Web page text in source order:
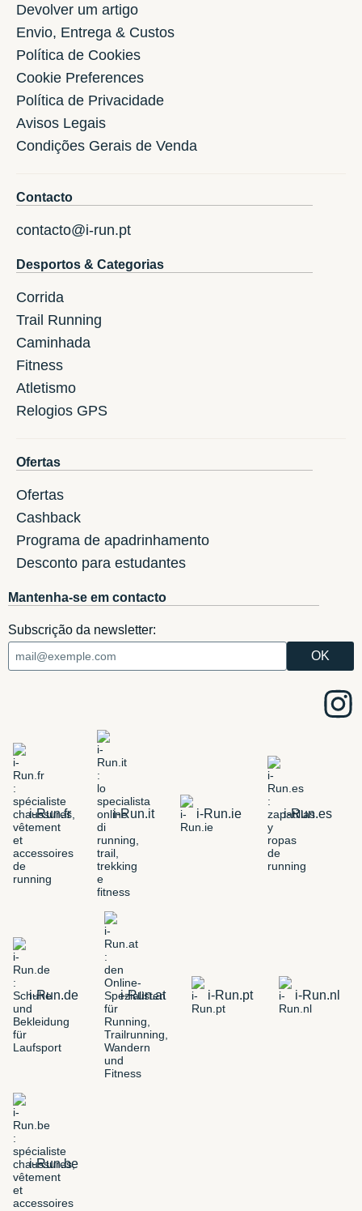
Devolver um artigo
Envio, Entrega & Custos
Política de Cookies
Cookie Preferences
Política de Privacidade
Avisos Legais
Condições Gerais de Venda
Contacto
contacto@i-run.pt
Desportos & Categorias
Corrida
Trail Running
Caminhada
Fitness
Atletismo
Relogios GPS
Ofertas
Ofertas
Cashback
Programa de apadrinhamento
Desconto para estudantes
Mantenha-se em contacto
Subscrição da newsletter:
i-Run.fr i-Run.it i-Run.ie i-Run.es
i-Run.de i-Run.at i-Run.pt i-Run.nl
i-Run.be